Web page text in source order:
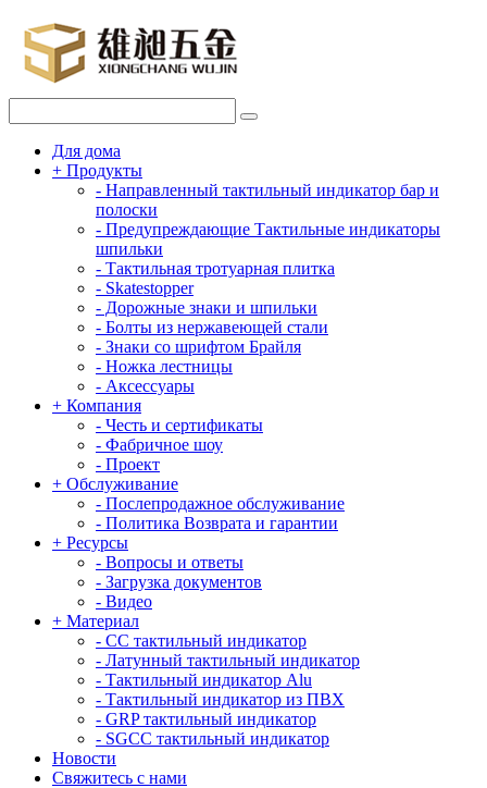
Для дома
+ Продукты
- Направленный тактильный индикатор бар и
полоски
- Предупреждающие Тактильные индикаторы
шпильки
- Тактильная тротуарная плитка
- Skatestopper
- Дорожные знаки и шпильки
- Болты из нержавеющей стали
- Знаки со шрифтом Брайля
- Ножка лестницы
- Аксессуары
+ Компания
- Честь и сертификаты
- Фабричное шоу
- Проект
+ Обслуживание
- Послепродажное обслуживание
- Политика Возврата и гарантии
+ Ресурсы
- Вопросы и ответы
- Загрузка документов
- Видео
+ Материал
- СС тактильный индикатор
- Латунный тактильный индикатор
- Тактильный индикатор Alu
- Тактильный индикатор из ПВХ
- GRP тактильный индикатор
- SGCC тактильный индикатор
Новости
Свяжитесь с нами